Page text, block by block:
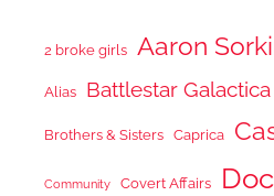
2 broke girls Aaron
Alias Battlestar Galactica
Brothers & Sisters Caprica
Community Covert Affairs